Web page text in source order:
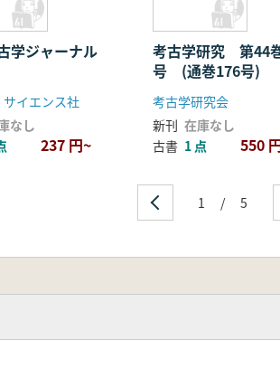
学ジャーナル
サイエンス社
なし
237 円~
考古学研究 第44
号 (通巻176号)
考古学研究会
新刊 在庫なし
古書 1 点 550
1 / 5